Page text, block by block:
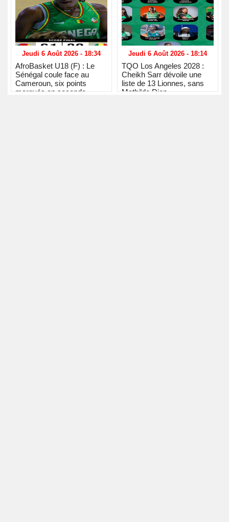
Jeudi 6 Août 2026 - 18:34
AfroBasket U18 (F) : Le
Sénégal coule face au
Cameroun, six points
marqués en seconde
Jeudi 6 Août 2026 - 18:14
TQO Los Angeles 2028 :
Cheikh Sarr dévoile une
liste de 13 Lionnes, sans
Mathilde Diop